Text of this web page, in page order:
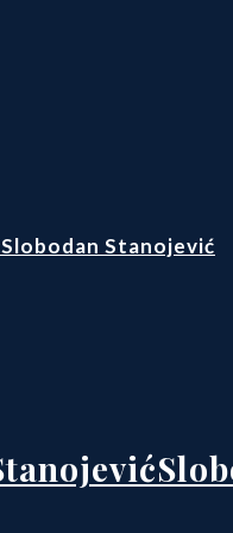
Slobodan Stanojević